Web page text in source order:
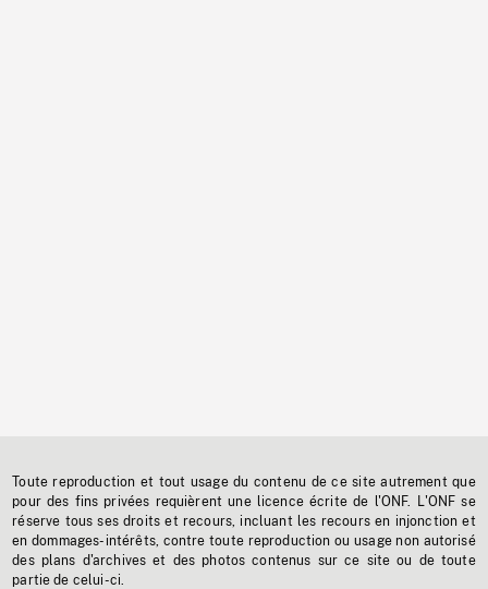
Toute reproduction et tout usage du contenu de ce site autrement que
pour des fins privées requièrent une licence écrite de l'ONF. L'ONF se
réserve tous ses droits et recours, incluant les recours en injonction et
en dommages-intérêts, contre toute reproduction ou usage non autorisé
des plans d'archives et des photos contenus sur ce site ou de toute
partie de celui-ci.